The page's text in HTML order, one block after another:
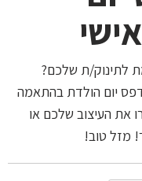
לתינוק/ת שלכם?
יום הולדת בהתאמה
את העיצוב שלכם או
מזל טוב!